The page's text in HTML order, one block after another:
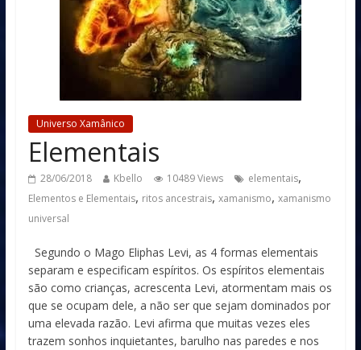
Universo Xamânico
Elementais
28/06/2018 Kbello 10489 Views elementais,
Elementos e Elementais, ritos ancestrais, xamanismo, xamanismo
universal
Segundo o Mago Eliphas Levi, as 4 formas elementais
separam e especificam espíritos. Os espíritos elementais
são como crianças, acrescenta Levi, atormentam mais os
que se ocupam dele, a não ser que sejam dominados por
uma elevada razão. Levi afirma que muitas vezes eles
trazem sonhos inquietantes, barulho nas paredes e nos